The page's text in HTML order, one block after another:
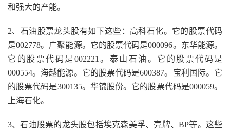
和强大的产能。
2、石油股票龙头股有如下这些：高科石化。它的股票代码
是002778。广聚能源。它的股票代码是000096。东华能源。
它的股票代码是002221。泰山石油。它的股票代码是
000554。海越能源。它的股票代码是600387。宝利国际。它
的股票代码是300135。华锦股份。它的股票代码是000059。
上海石化。
3、石油股票的龙头股包括埃克森美孚、壳牌、BP等。这些